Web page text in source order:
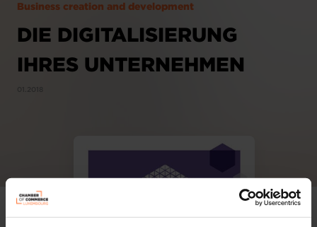
Business creation and development
DIE DIGITALISIERUNG
IHRES UNTERNEHMEN